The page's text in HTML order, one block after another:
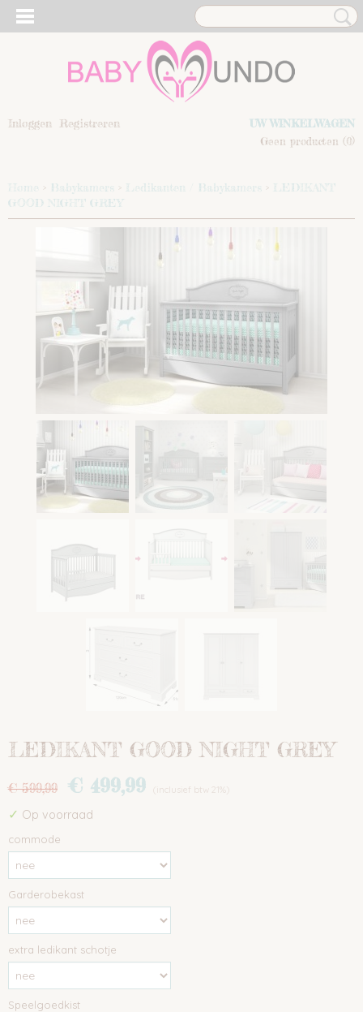
Inloggen Registreren
UW WINKELWAGEN
Geen producten (0)
Home > Babykamers > Ledikanten / Babykamers > LEDIKANT
GOOD NIGHT GREY
LEDIKANT GOOD NIGHT GREY
€ 599,99 € 499,99 (inclusief btw 21%)
✓ Op voorraad
commode
Garderobekast
extra ledikant schotje
Speelgoedkist